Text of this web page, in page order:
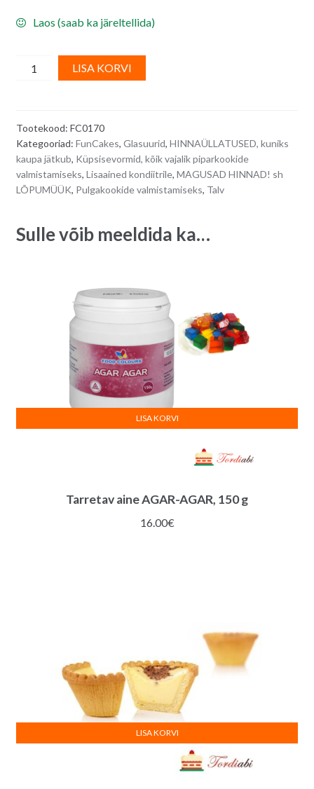
Laos (saab ka järeltellida)
FunCakes
pulber
-
500
g
LISA KORVI
a
t
e
Tootekood: FC0170
Kategooriad: FunCakes, Glasuurid, HINNAÜLLATUSED, kuniks
kaupa jätkub, Küpsisevormid, kõik vajalik piparkookide
valmistamiseks, Lisaained kondiitrile, MAGUSAD HINNAD! sh
LÕPUMÜÜK, Pulgakookide valmistamiseks, Talv
Sulle võib meeldida ka…
Tarretav aine AGAR-AGAR, 150 g
16.00€
LISA KORVI
LISA KORVI